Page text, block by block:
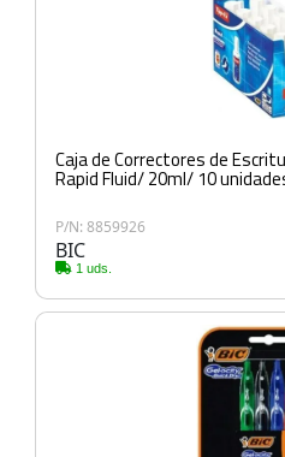
Caja de Correctores de
Rapid Fluid/ 20ml/ 10
P/N: 8859926
BIC
1 uds.